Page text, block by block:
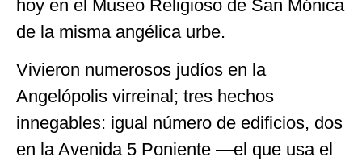
hoy en el Museo Religioso de San Mónica
de la misma angélica urbe.
Vivieron numerosos judíos en la
Angelópolis virreinal; tres hechos
innegables: igual número de edificios, dos
en la Avenida 5 Poniente —el que usa el